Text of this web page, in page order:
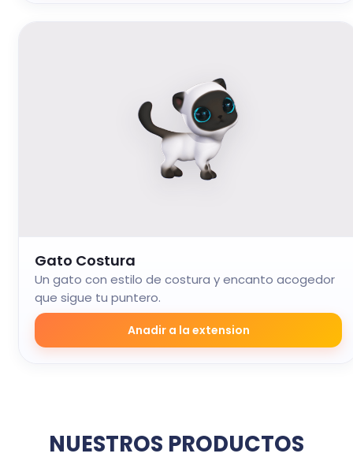
Gato Costura
Un gato con estilo de costura y encanto acogedor
que sigue tu puntero.
Anadir a la extension
NUESTROS PRODUCTOS